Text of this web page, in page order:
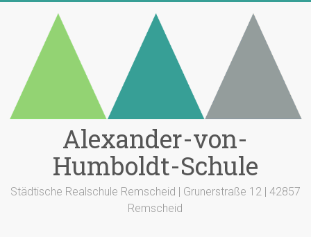
Alexander-von-
Humboldt-Schule
Städtische Realschule Remscheid | Grunerstraße 12 | 42857
Remscheid